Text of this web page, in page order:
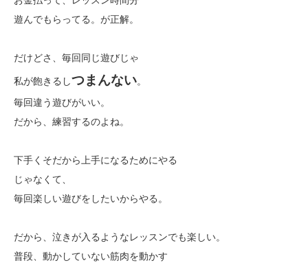
遊んでもらってる。が正解。
だけどさ、毎回同じ遊びじゃ
私が飽きるしつまんない。
毎回違う遊びがいい。
だから、練習するのよね。
下手くそだから上手になるためにやる
じゃなくて、
毎回楽しい遊びをしたいからやる。
だから、泣きが入るようなレッスンでも楽しい。
普段、動かしていない筋肉を動かす